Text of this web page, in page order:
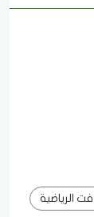
الرياضية